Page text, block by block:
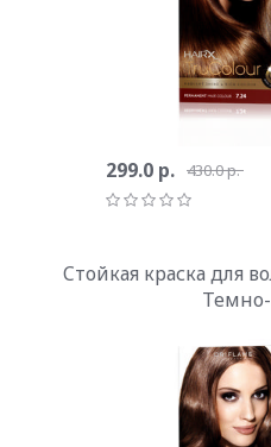
299.0 р. 430.0 р.
Cтойкая краска для